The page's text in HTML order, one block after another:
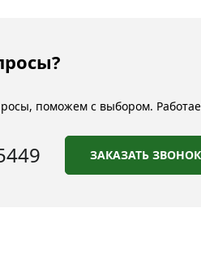
поможем с выбором.
ЗАКАЗАТЬ ЗВОНОК